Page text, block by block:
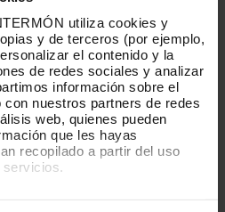
utiliza cookies y
y de terceros (por ejemplo,
el contenido y la
de redes sociales y analizar
información sobre el
con nuestros partners de redes
web, quienes pueden
que les hayas
recopilado a partir del uso
borrador de
Justo Local,
piloto con pequeñas
para
y extraer
impulsamos esta
con las que